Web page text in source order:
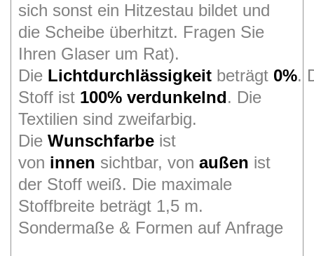
sich sonst ein Hitzestau bildet und
die Scheibe überhitzt. Fragen Sie
Ihren Glaser um Rat).
Die Lichtdurchlässigkeit beträgt 0%.
Stoff ist 100% verdunkelnd. Die
Textilien sind zweifarbig.
Die Wunschfarbe ist
von innen sichtbar, von außen ist
der Stoff weiß. Die maximale
Stoffbreite beträgt 1,5 m.
Sondermaße & Formen auf Anfrage